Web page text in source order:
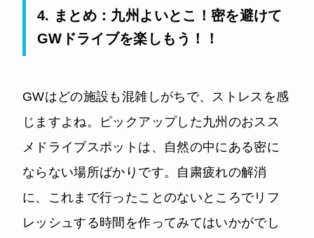
4. まとめ：九州よいとこ！密を避けて
GWドライブを楽しもう！！
GWはどの施設も混雑しがちで、ストレスを感
じますよね。ピックアップした九州のおスス
メドライブスポットは、自然の中にある密に
ならない場所ばかりです。自粛疲れの解消
に、これまで行ったことのないところでリフ
レッシュする時間を作ってみてはいかがでし